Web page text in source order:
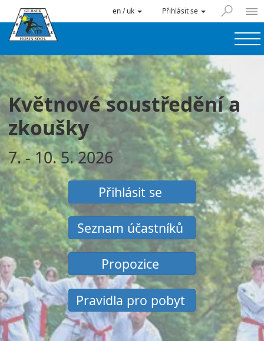
en / uk Přihlásit se
Květnové soustředění a
zkoušky
7. - 10. 5. 2026
Přihlásit se
Seznam účastníků
Propozice
Pravidla pro pobyt